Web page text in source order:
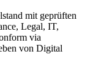
mit geprüften
Legal, IT,
via
von Digital